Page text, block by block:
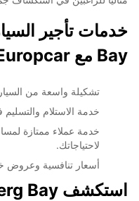
Bay مع Europcar
تشكيلة واسعة من
خدمة الاستلام
خدمة عملاء ممتازة
لاحتياجاتك.
أسعار تنافسية وعروض